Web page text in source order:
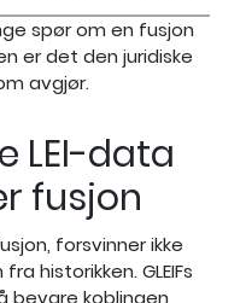
spør om en fusjon
er det den juridiske
avgjør.
LEI-data
fusjon
forsvinner ikke
historikken. GLEIFs
bevare koblingen